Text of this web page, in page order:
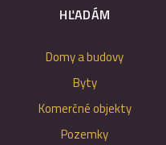
HĽADÁM
Domy a budovy
Byty
Komerčné objekty
Pozemky